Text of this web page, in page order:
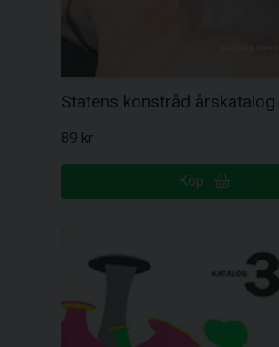
Statens konstråd
89 kr
Köp